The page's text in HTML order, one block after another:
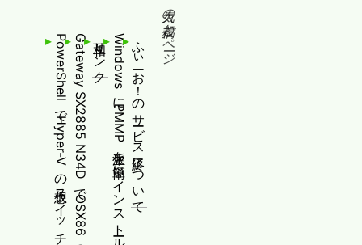
人気の投稿とページ
ふぃーお！のサービス終了について
WindowsにPMMP派生を簡単にインストールする
相互リンク
Gateway SX2885 N34DでOSX86の夢を見るだけ